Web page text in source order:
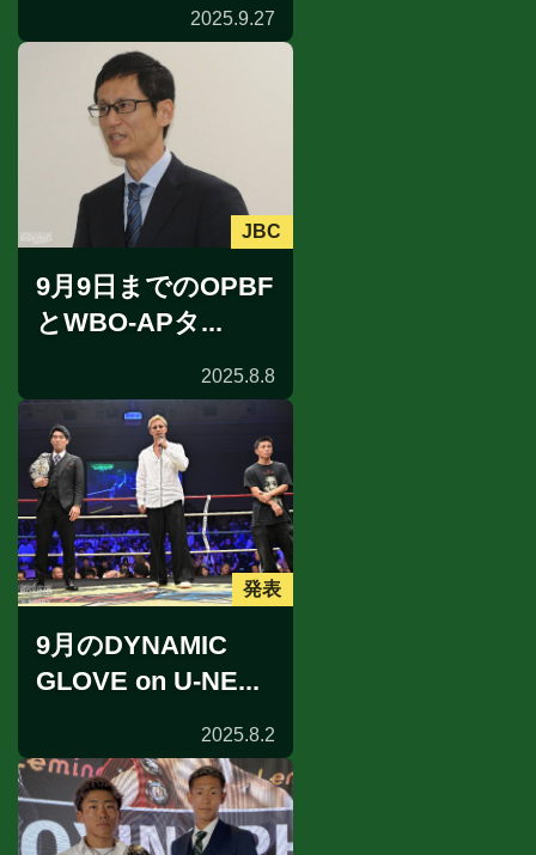
2025.9.27
JBC
9月9日までのOPBF
とWBO-APタ...
2025.8.8
発表
9月のDYNAMIC
GLOVE on U-NE...
2025.8.2